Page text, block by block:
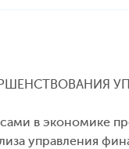
в экономике
управления